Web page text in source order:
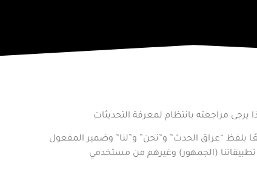
يرجى مراجعته بانتظام لمعرفة التحديثات
بلفظ “عراق الحدث” و”نحن” و”لنا” وضمير المفعول
(الجمهور) وغيرهم من مستخدمي